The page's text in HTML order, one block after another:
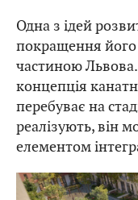
Одна з ідей
покращення його
частиною
концепція
перебуває на
реалізують, він
елементом